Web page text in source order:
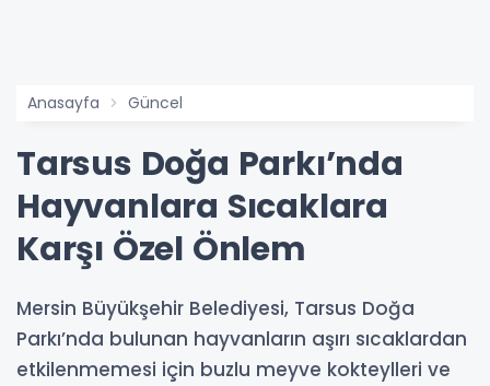
Anasayfa Güncel
Tarsus Doğa Parkı’nda
Hayvanlara Sıcaklara
Karşı Özel Önlem
Mersin Büyükşehir Belediyesi, Tarsus Doğa
Parkı’nda bulunan hayvanların aşırı sıcaklardan
etkilenmemesi için buzlu meyve kokteylleri ve